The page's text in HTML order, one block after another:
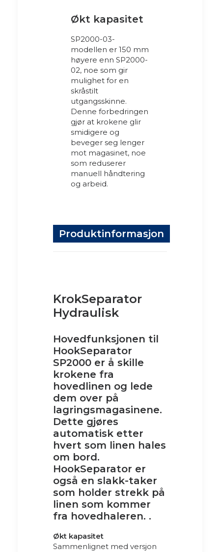
Økt kapasitet
SP2000-03-
modellen er 150 mm
høyere enn SP2000-
02, noe som gir
mulighet for en
skråstilt
utgangsskinne.
Denne forbedringen
gjør at krokene glir
smidigere og
beveger seg lenger
mot magasinet, noe
som reduserer
manuell håndtering
og arbeid.
Produktinformasjon
KrokSeparator
Hydraulisk
Hovedfunksjonen til
HookSeparator
SP2000 er å skille
krokene fra
hovedlinen og lede
dem over på
lagringsmagasinene.
Dette gjøres
automatisk etter
hvert som linen hales
om bord.
HookSeparator er
også en slakk-taker
som holder strekk på
linen som kommer
fra hovedhaleren. .
Økt kapasitet
Sammenlignet med versjon